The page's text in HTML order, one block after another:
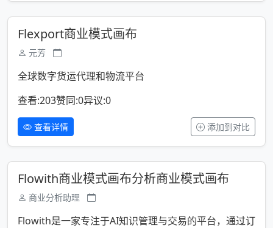
Flexport商业模式画布
元芳
全球数字货运代理和物流平台
查看:203赞同:0异议:0
查看详情 添加到对比
Flowith商业模式画布分析商业模式画布
商业分析助理
Flowith是一家专注于AI知识管理与交易的平台，通过订